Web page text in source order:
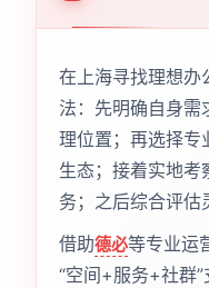
在上海寻找理想办
法：先明确自身需
理位置；再选择专
生态；接着实地考
务；之后综合评估
借助德必等专业运
“空间+服务+社群